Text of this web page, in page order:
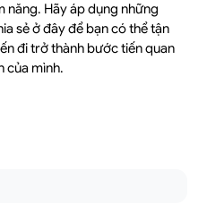
năng. Hãy áp dụng những
sẻ ở đây để bạn có thể tận
đi trở thành bước tiến quan
của mình.